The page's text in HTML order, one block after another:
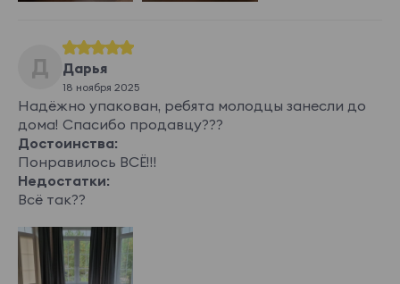
Buckle
Buckle beige Buckle brown
Buckle emerald Buckle gray
Д Дарья
18 ноября 2025
Надёжно упакован, ребята молодцы занесли до
дома! Спасибо продавцу???
Достоинства:
Понравилось ВСЁ!!!
Недостатки:
Всё так??